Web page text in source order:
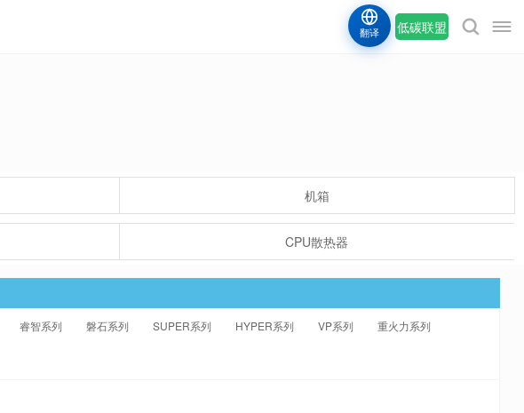
低碳联盟
翻译
机箱
CPU散热器
睿智系列 磐石系列 SUPER系列 HYPER系列 VP系列 重火力系列